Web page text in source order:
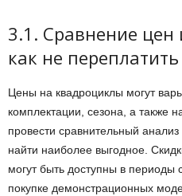
3.1. Сравнение
как не переплатить
Цены на квадроциклы могут
комплектации, сезона, а также
провести сравнительный
найти наиболее выгодное.
могут быть доступны в периоды
покупке демонстрационных